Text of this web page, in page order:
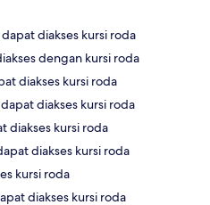
diakses kursi roda
dengan kursi roda
diakses kursi roda
diakses kursi roda
diakses kursi roda
diakses kursi roda
kursi roda
diakses kursi roda